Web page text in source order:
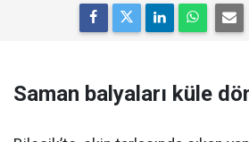
Saman balyaları küle